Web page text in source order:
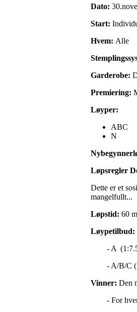
Dato:
Start:
Hvem: Alle
Garderobe:
Premiering:
Løyper:
ABC
N
Løpsregler
Dette er et
mangelfullt...
Løpstid: 60
Løypetilbud:
- A
- A/B/C
Vinner: Den
- For hvert